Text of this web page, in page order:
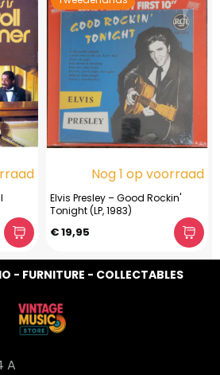
Nog 1 op voorraad
Elvis Presley – Good Rockin'
Tonight (LP, 1983)
€ 19,95
- FURNITURE - COLLECTABLES
A